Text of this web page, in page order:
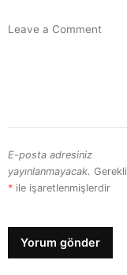
E-posta adresiniz
yayınlanmayacak.
* ile işaretlenmişlerdir